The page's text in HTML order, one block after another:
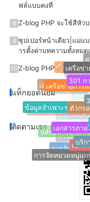
ฟล์แบบคงที่
8 Z-blog PHP จะใช้สีหัว
9 ซุปเปอร์หน้าเดียว|แม่แ
ารตั้งค่าบทความทั้งหม
10 Z-blog PHP ลบบทควา
แท็กยอดนิยม
การนํ
บริการ
การตอบส
การปรับตัว
การจัดหมวดหมู่แ
การจัดหมวด
ปลั๊กอิน
ปลั๊กอินฝ่ายบริการลู
ย้ายเว็บไซต์
ข้อมูลเ
เอกส
บริก
เอกสารภาย
ข้อมูลจําเพาะของผ
เอกสารทางวิชา
ข้อมูลการ
ตัวกร
เครือข่ายการ
เครือข่
301 ก
ติดตามเรา